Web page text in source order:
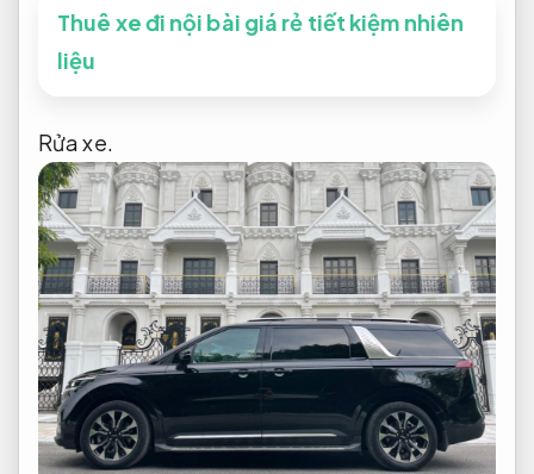
Thuê xe đi nội bài giá rẻ tiết kiệm nhiên
liệu
Rửa xe.